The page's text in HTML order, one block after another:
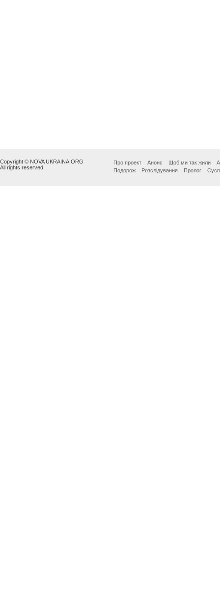
Copyright © NOVA UKRAINA.ORG
All rights reserved.
Про проект Анонс Щоб ми так жили
Подорож
Розслідування Пролог